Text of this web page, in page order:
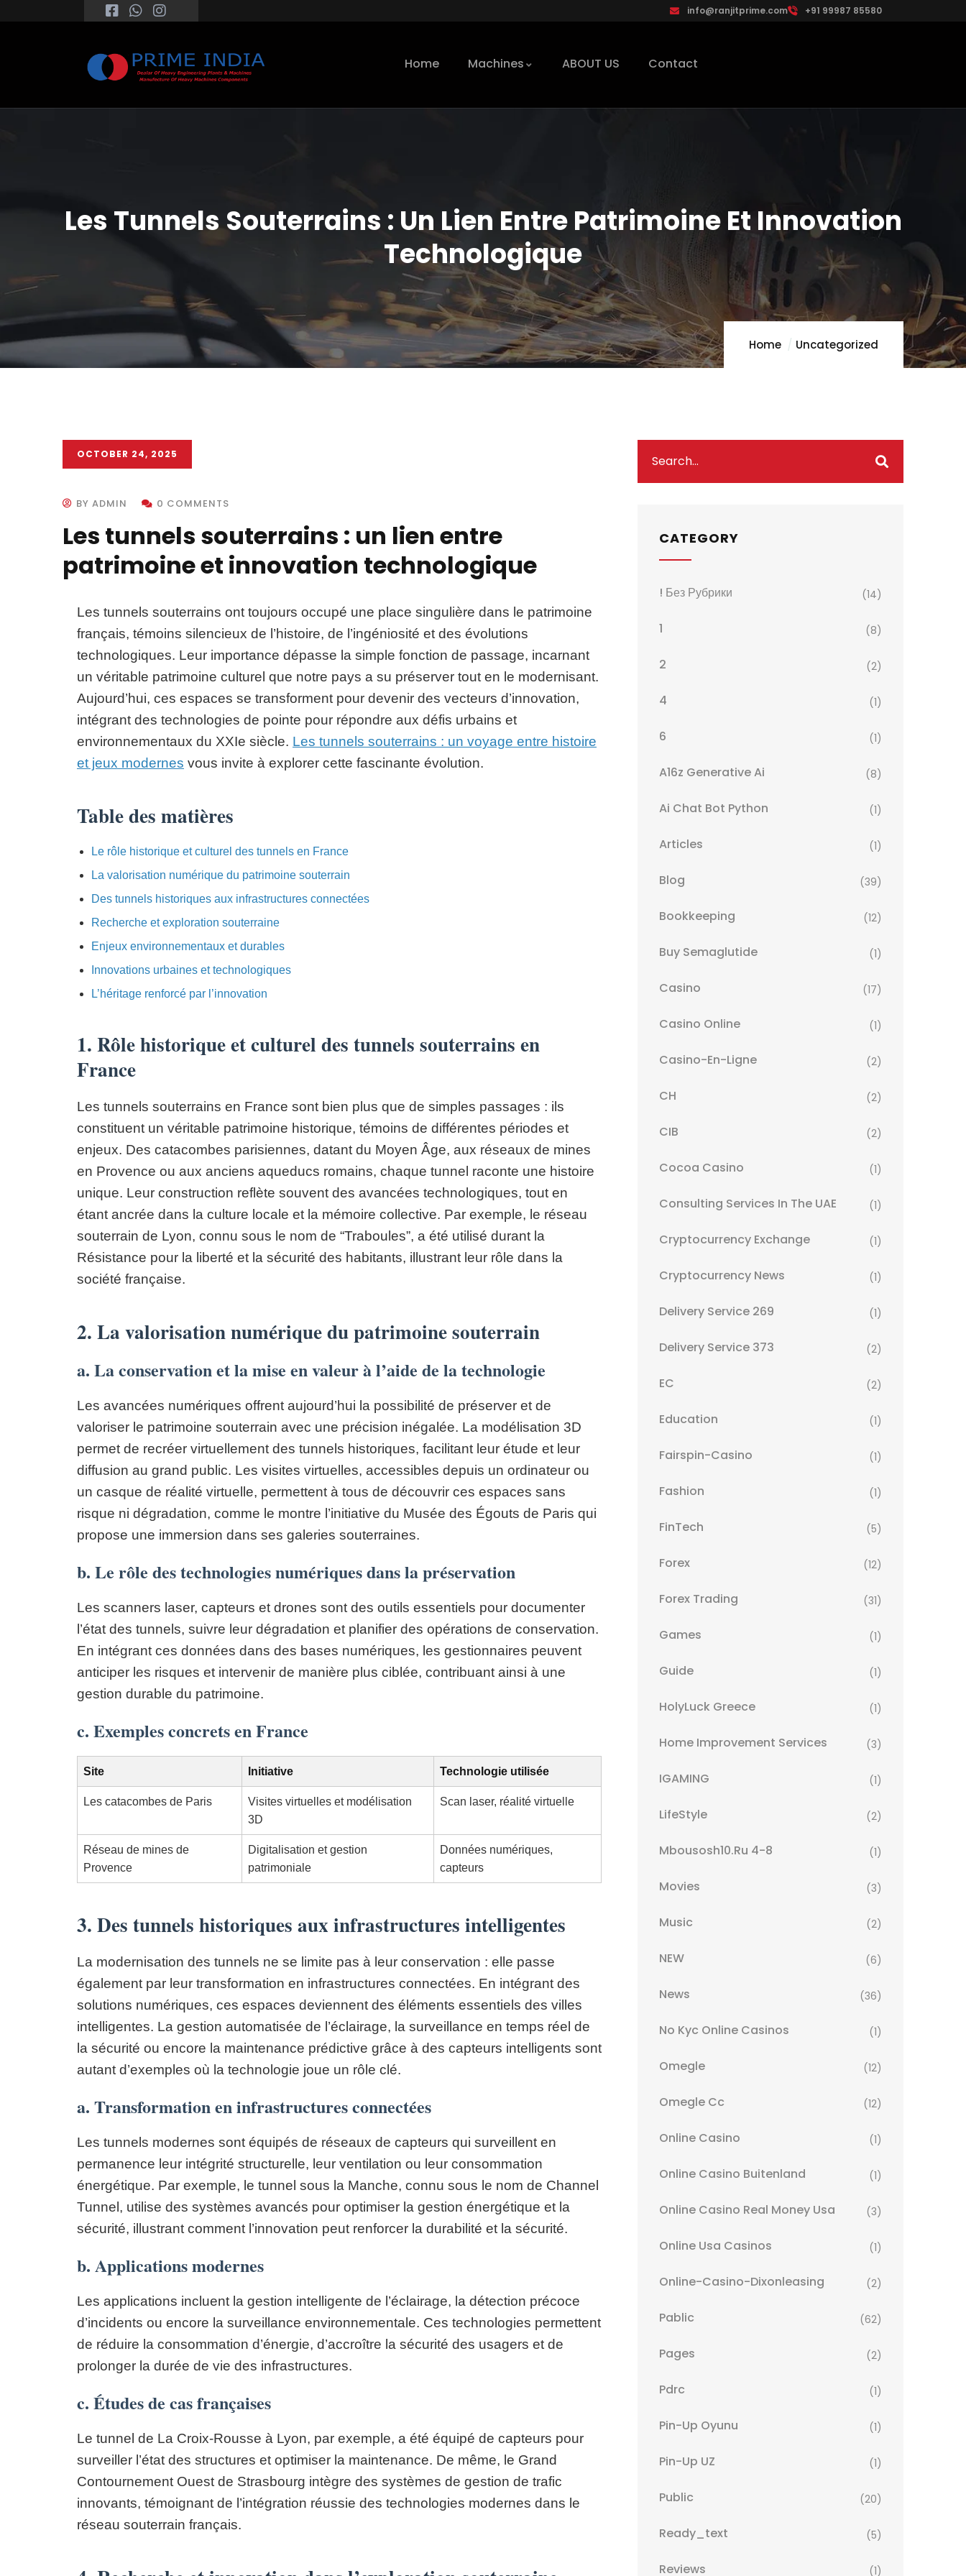
info@ranjitprime.com +91 99987 85580
Home Machines ABOUT US Contact
Les Tunnels Souterrains : Un Lien Entre Patrimoine Et Innovation
Technologique
Home Uncategorized
OCTOBER 24, 2025
BY ADMIN 0 COMMENTS
Les tunnels souterrains : un lien entre
patrimoine et innovation technologique
Les tunnels souterrains ont toujours occupé une place singulière dans le patrimoine
français, témoins silencieux de l’histoire, de l’ingéniosité et des évolutions
technologiques. Leur importance dépasse la simple fonction de passage, incarnant
un véritable patrimoine culturel que notre pays a su préserver tout en le modernisant.
Aujourd’hui, ces espaces se transforment pour devenir des vecteurs d’innovation,
intégrant des technologies de pointe pour répondre aux défis urbains et
environnementaux du XXIe siècle. Les tunnels souterrains : un voyage entre histoire
et jeux modernes vous invite à explorer cette fascinante évolution.
Table des matières
Le rôle historique et culturel des tunnels en France
La valorisation numérique du patrimoine souterrain
Des tunnels historiques aux infrastructures connectées
Recherche et exploration souterraine
Enjeux environnementaux et durables
Innovations urbaines et technologiques
L’héritage renforcé par l’innovation
1. Rôle historique et culturel des tunnels souterrains en
France
Les tunnels souterrains en France sont bien plus que de simples passages : ils
constituent un véritable patrimoine historique, témoins de différentes périodes et
enjeux. Des catacombes parisiennes, datant du Moyen Âge, aux réseaux de mines
en Provence ou aux anciens aqueducs romains, chaque tunnel raconte une histoire
unique. Leur construction reflète souvent des avancées technologiques, tout en
étant ancrée dans la culture locale et la mémoire collective. Par exemple, le réseau
souterrain de Lyon, connu sous le nom de “Traboules”, a été utilisé durant la
Résistance pour la liberté et la sécurité des habitants, illustrant leur rôle dans la
société française.
2. La valorisation numérique du patrimoine souterrain
a. La conservation et la mise en valeur à l’aide de la technologie
Les avancées numériques offrent aujourd’hui la possibilité de préserver et de
valoriser le patrimoine souterrain avec une précision inégalée. La modélisation 3D
permet de recréer virtuellement des tunnels historiques, facilitant leur étude et leur
diffusion au grand public. Les visites virtuelles, accessibles depuis un ordinateur ou
un casque de réalité virtuelle, permettent à tous de découvrir ces espaces sans
risque ni dégradation, comme le montre l’initiative du Musée des Égouts de Paris qui
propose une immersion dans ses galeries souterraines.
b. Le rôle des technologies numériques dans la préservation
Les scanners laser, capteurs et drones sont des outils essentiels pour documenter
l’état des tunnels, suivre leur dégradation et planifier des opérations de conservation.
En intégrant ces données dans des bases numériques, les gestionnaires peuvent
anticiper les risques et intervenir de manière plus ciblée, contribuant ainsi à une
gestion durable du patrimoine.
c. Exemples concrets en France
Site Initiative Technologie utilisée
Les catacombes de Paris
Visites virtuelles et modélisation
3D
Scan laser, réalité virtuelle
Réseau de mines de
Provence
Digitalisation et gestion
patrimoniale
Données numériques,
capteurs
3. Des tunnels historiques aux infrastructures intelligentes
La modernisation des tunnels ne se limite pas à leur conservation : elle passe
également par leur transformation en infrastructures connectées. En intégrant des
solutions numériques, ces espaces deviennent des éléments essentiels des villes
intelligentes. La gestion automatisée de l’éclairage, la surveillance en temps réel de
la sécurité ou encore la maintenance prédictive grâce à des capteurs intelligents sont
autant d’exemples où la technologie joue un rôle clé.
a. Transformation en infrastructures connectées
Les tunnels modernes sont équipés de réseaux de capteurs qui surveillent en
permanence leur intégrité structurelle, leur ventilation ou leur consommation
énergétique. Par exemple, le tunnel sous la Manche, connu sous le nom de Channel
Tunnel, utilise des systèmes avancés pour optimiser la gestion énergétique et la
sécurité, illustrant comment l’innovation peut renforcer la durabilité et la sécurité.
b. Applications modernes
Les applications incluent la gestion intelligente de l’éclairage, la détection précoce
d’incidents ou encore la surveillance environnementale. Ces technologies permettent
de réduire la consommation d’énergie, d’accroître la sécurité des usagers et de
prolonger la durée de vie des infrastructures.
c. Études de cas françaises
Le tunnel de La Croix-Rousse à Lyon, par exemple, a été équipé de capteurs pour
surveiller l’état des structures et optimiser la maintenance. De même, le Grand
Contournement Ouest de Strasbourg intègre des systèmes de gestion de trafic
innovants, témoignant de l’intégration réussie des technologies modernes dans le
réseau souterrain français.
CATEGORY
! Без Рубрики (14)
1 (8)
2 (2)
4 (1)
6 (1)
A16z Generative Ai (8)
Ai Chat Bot Python (1)
Articles (1)
Blog (39)
Bookkeeping (12)
Buy Semaglutide (1)
Casino (17)
Casino Online (1)
Casino-En-Ligne (2)
CH (2)
CIB (2)
Cocoa Casino (1)
Consulting Services In The UAE (1)
Cryptocurrency Exchange (1)
Cryptocurrency News (1)
Delivery Service 269 (1)
Delivery Service 373 (2)
EC (2)
Education (1)
Fairspin-Casino (1)
Fashion (1)
FinTech (5)
Forex (12)
Forex Trading (31)
Games (1)
Guide (1)
HolyLuck Greece (1)
Home Improvement Services (3)
IGAMING (1)
LifeStyle (2)
Mbousosh10.ru 4-8 (1)
Movies (3)
Music (2)
NEW (6)
News (36)
No Kyc Online Casinos (1)
Omegle (12)
Omegle Cc (12)
Online Casino (1)
Online Casino Buitenland (1)
Online Casino Real Money Usa (3)
Online Usa Casinos (1)
Online-Casino-Dixonleasing (2)
Pablic (62)
Pages (2)
Pdrc (1)
Pin-Up Oyunu (1)
Pin-Up UZ (1)
Public (20)
Ready_text (5)
Reviews (1)